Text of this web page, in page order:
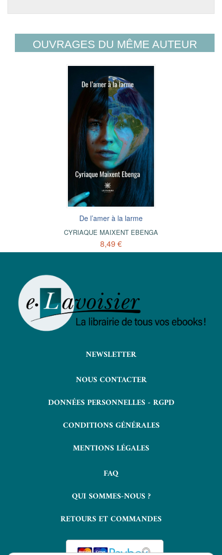
OUVRAGES DU MÊME AUTEUR
De l’amer à la larme
CYRIAQUE MAIXENT EBENGA
8,49 €
NEWSLETTER
NOUS CONTACTER
DONNÉES PERSONNELLES - RGPD
CONDITIONS GÉNÉRALES
MENTIONS LÉGALES
FAQ
QUI SOMMES-NOUS ?
RETOURS ET COMMANDES